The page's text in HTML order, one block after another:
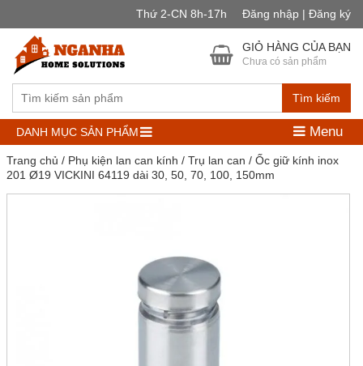
Thứ 2-CN 8h-17h Đăng nhập | Đăng ký
Tìm kiếm
GIỎ HÀNG CỦA BẠN
Chưa có sản phẩm
DANH MỤC SẢN PHẨM Menu
Trang chủ / Phụ kiện lan can kính / Trụ lan can / Ốc giữ kính inox
201 Ø19 VICKINI 64119 dài 30, 50, 70, 100, 150mm